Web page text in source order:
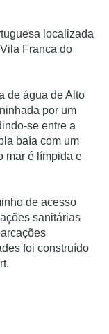
localizada
Franca do
de água de Alto
por um
se entre a
baí­a com um
mar é lí­mpida e
de acesso
sanitárias
foi construí­do